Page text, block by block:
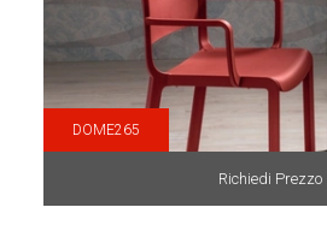
DOME265
Richiedi Prezzo